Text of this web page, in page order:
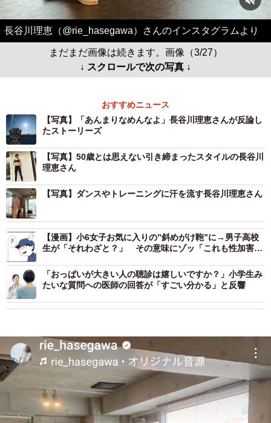
長谷川理恵（@rie_hasegawa）さんのインスタグラムより
まだまだ画像は続きます。画像（3/27）
↓ スクロールで次の写真 ↓
おすすめニュース
【写真】「あんまりなめんなよ」長谷川理恵さんが反論し
たストーリーズ
【写真】50歳とは思えない引き締まったスタイルの長谷川
理恵さん
【写真】ダンスやトレーニングに汗を流す長谷川理恵さん
【漫画】小6女子お気に入りの”斜めがけ鞄”に→男子高校
生が「それわざと？」 その意味にゾッ「これも性加害」
「おっぱいが大きい人の聴診は嬉しいですか？」小学生み
たいな質問への医師の回答が「すごい分かる」と反響